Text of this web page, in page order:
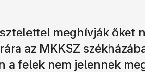
meghívják őket
az MKKSZ
a felek nem jelennek